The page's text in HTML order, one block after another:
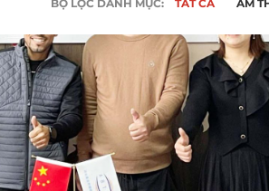
thép liền mạch
thép cơ khí
xi lanh áp suất
Ống thép HFI
Ống thép HFW
Ống thép LSAW
Ống thép SAWL
nồi hơi liền mạch ASTM A192
cơ khí liền mạch ASTM A519
BỘ LỌC DANH MỤC: TẤT CẢ ÂM
Customer Visit